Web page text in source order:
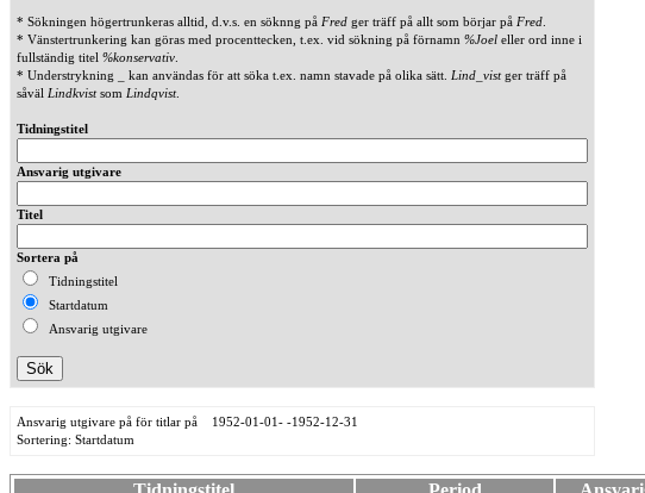
* Sökningen högertrunkeras alltid, d.v.s. en söknng på Fred ger träff på allt som börjar på Fred
* Vänstertrunkering kan göras med procenttecken, t.ex. vid sökning på förnamn %Joel eller ord inne i
fullständig titel %konservativ
* Understrykning _ kan användas för att söka t.ex. namn stavade på olika sätt. Lind_vistger träff på
såväl Lindkvistsom Lindqvist.
Tidningstitel
Ansvarig utgivare
Titel
Sortera på
Tidningstitel
Startdatum
Ansvarig utgivare
Ansvarig utgivare på för titlar på 1952-01-01- -1952-12-31
Sortering: Startdatum